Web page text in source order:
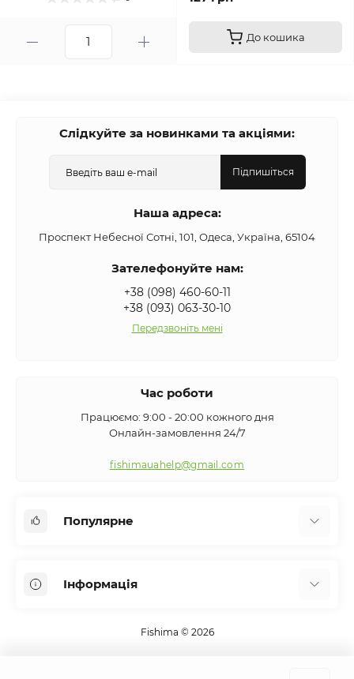
До кошика
Слідкуйте за новинками та акціями:
Підпишіться
Наша адреса:
Проспект Небесної Сотні, 101, Одеса, Україна, 65104
Зателефонуйте нам:
+38 (098) 460-60-11
+38 (093) 063-30-10
Передзвоніть мені
Час роботи
Працюємо: 9:00 - 20:00 кожного дня
Онлайн-замовлення 24/7
fishimauahelp@gmail.com
Популярне
ВудилищаІнформація
Fishima © 2026